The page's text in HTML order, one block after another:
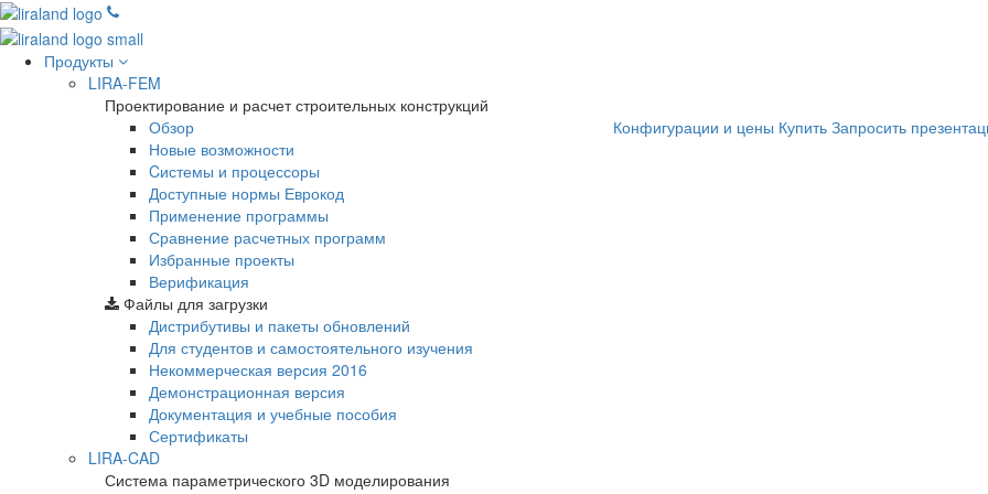
Продукты
LIRA-FEM
Проектирование и расчет строительных конструкций
Обзор
Новые возможности
Cистемы и процессоры
Доступные нормы Еврокод
Применение программы
Сравнение расчетных программ
Избранные проекты
Верификация
Конфигурации и цены Купить Запросить
Файлы для загрузки
Дистрибутивы и пакеты обновлений
Для студентов и самостоятельного изучения
Некоммерческая версия 2016
Демонстрационная версия
Документация и учебные пособия
Сертификаты
LIRA-CAD
Система параметрического 3D моделирования